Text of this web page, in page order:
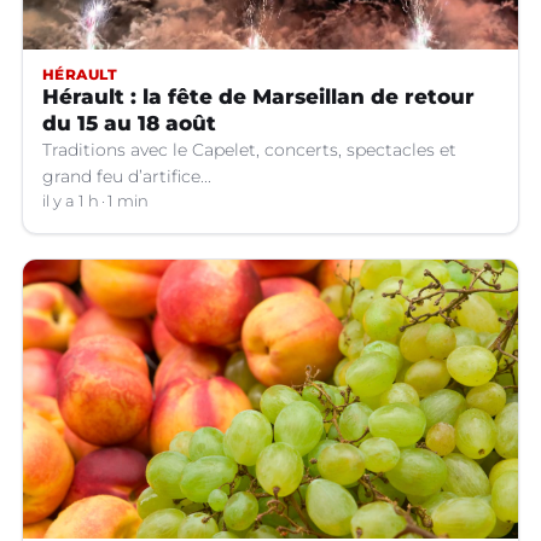
HÉRAULT
Hérault : la fête de Marseillan de retour
du 15 au 18 août
Traditions avec le Capelet, concerts, spectacles et
grand feu d’artifice...
il y a 1 h 1 min